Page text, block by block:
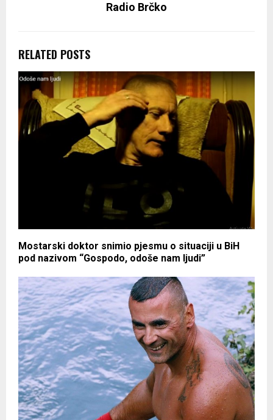
Radio Brčko
RELATED POSTS
Mostarski doktor snimio pjesmu o situaciji u BiH
pod nazivom “Gospodo, odoše nam ljudi”